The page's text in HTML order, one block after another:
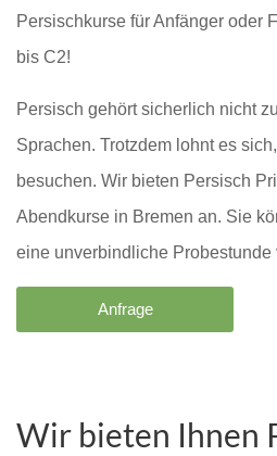
Persischkurse für Anfänger oder
bis C2!
Persisch gehört sicherlich nicht
Sprachen. Trotzdem lohnt es
besuchen. Wir bieten Persisch
Abendkurse in Bremen an. Sie
eine unverbindliche Probestunde
Anfrage
Wir bieten Ihnen